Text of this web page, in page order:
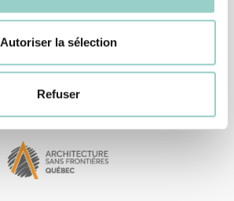
Autoriser la sélection
Refuser